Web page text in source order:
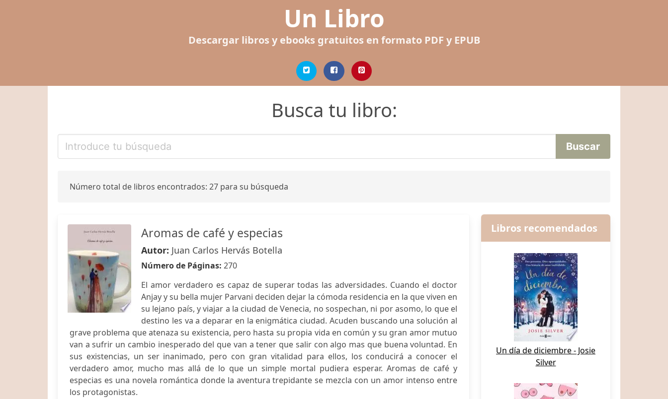
Un Libro
Descargar libros y ebooks gratuitos en formato PDF y EPUB
Busca tu libro:
Número total de libros encontrados: 27 para su búsqueda
Aromas de café y especias
Autor: Juan Carlos Hervás Botella
Número de Páginas: 270
El amor verdadero es capaz de superar todas las adversidades. Cuando el doctor
Anjay y su bella mujer Parvani deciden dejar la cómoda residencia en la que viven en
su lejano país, y viajar a la ciudad de Venecia, no sospechan, ni por asomo, lo que el
destino les va a deparar en la enigmática ciudad. Acuden buscando una solución al
grave problema que atenaza su existencia, pero hasta su propia vida en común y su gran amor mutuo
van a sufrir un cambio inesperado del que van a tener que salir con algo mas que buena voluntad. En
sus existencias, un ser inanimado, pero con gran vitalidad para ellos, los conducirá a conocer el
verdadero amor, mucho mas allá de lo que un simple mortal pudiera esperar. Aromas de café y
especias es una novela romántica donde la aventura trepidante se mezcla con un amor intenso entre
los protagonistas.
Libros recomendados
Un día de diciembre - Josie
Silver